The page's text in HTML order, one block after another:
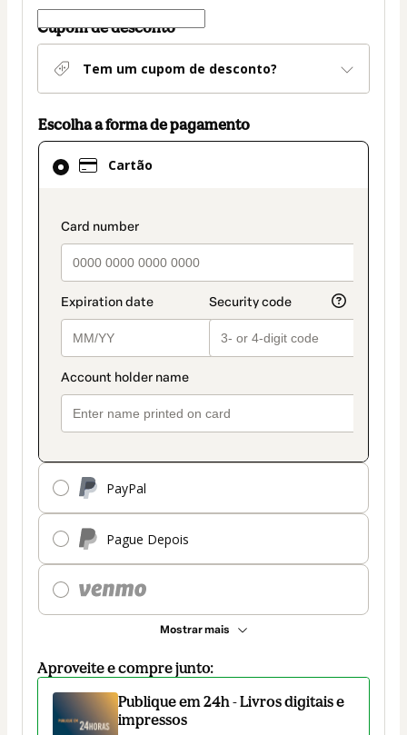
Cupom de desconto
Tem um cupom de desconto?
Escolha a forma de pagamento
Cartão
payment_data.section_title_v2
PayPal
Pague Depois
Mostrar mais
Cartão
selecionado
pagamento
Aproveite e compre junto:
Publique em 24h - Livros digitais e
impressos